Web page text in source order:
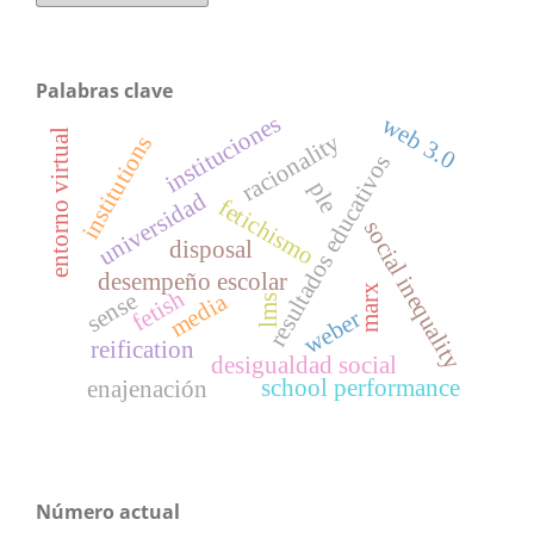
Palabras clave
universidadfetichismoresultados educativos
desempeño escolar social inequality
desigualdad social
racionality
weber
institutionsinstituciones
fetish
disposal
reification
enajenación
marx
media
ple
lms
entorno virtual web 3.0
school performance
sense
Número actual